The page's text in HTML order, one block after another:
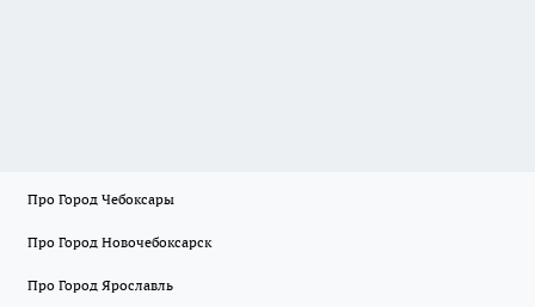
Про Город Чебоксары
Про Город Новочебоксарск
Про Город Ярославль